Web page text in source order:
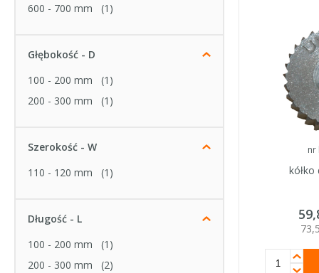
600 - 700 mm
(1)
Głębokość - D
100 - 200 mm
(1)
200 - 300 mm
(1)
Szerokość - W
110 - 120 mm
(1)
Długość - L
100 - 200 mm
(1)
200 - 300 mm
(2)
nr